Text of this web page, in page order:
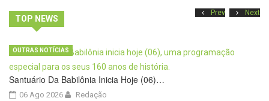
TOP NEWS
Prev Next
Santuário Da Babilônia Inicia Hoje (06)…
06 Ago 2026
OUTRAS NOTÍCIAS
Redação